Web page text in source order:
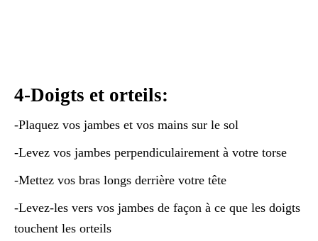
4-Doigts et orteils:
-Plaquez vos jambes et vos mains sur le sol
-Levez vos jambes perpendiculairement à votre torse
-Mettez vos bras longs derrière votre tête
-Levez-les vers vos jambes de façon à ce que les doigts
touchent les orteils